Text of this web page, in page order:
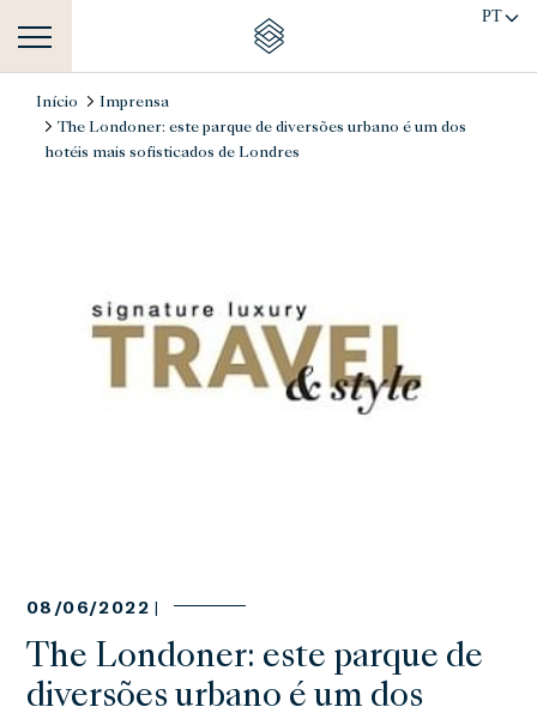
PT
Início
Imprensa
The Londoner: este parque de diversões urbano é um dos
hotéis mais sofisticados de Londres
08/06/2022 |
The Londoner: este parque de
diversões urbano é um dos